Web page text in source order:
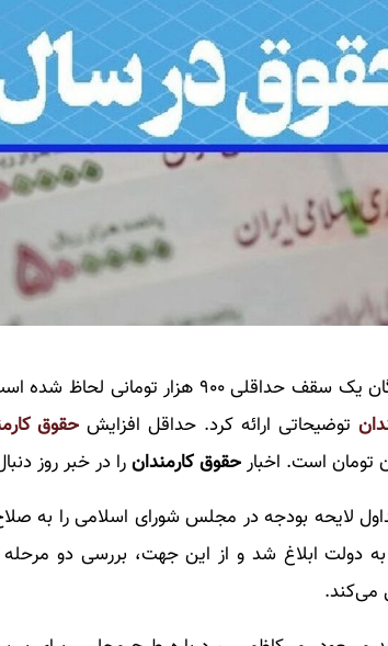
و بازنشستگان یک سقف حداقلی ۹۰۰ هزار
توضیحاتی ارائه کرد. حداقل افزایشحقوق
حقوق کارمندانرا در خبر روز
لایحه بودجه در مجلس شورای اسلامی را به
به دولت ابلاغ شد و از این جهت، بررسی دو
می‌کند.